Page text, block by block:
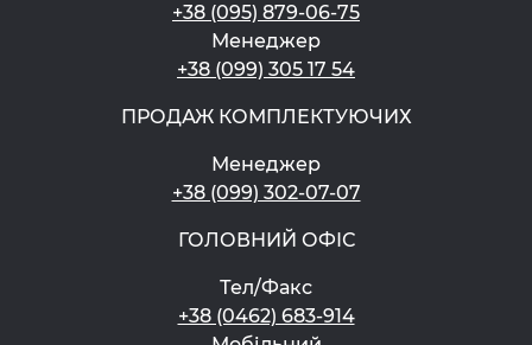
+38 (095) 879-06-75
Менеджер
+38 (099) 305 17 54
ПРОДАЖ КОМПЛЕКТУЮЧИХ
Менеджер
+38 (099) 302-07-07
ГОЛОВНИЙ ОФІС
Тел/Факс
+38 (0462) 683-914